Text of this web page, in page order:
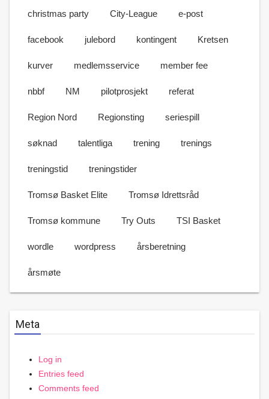
christmas party City-League e-post
facebook julebord kontingent Kretsen
kurver medlemsservice member fee
nbbf NM pilotprosjekt referat
Region Nord Regionsting seriespill
søknad talentliga trening trenings
treningstid treningstider
Tromsø Basket Elite Tromsø Idrettsråd
Tromsø kommune Try Outs TSI Basket
wordle wordpress årsberetning
årsmøte
Meta
Log in
Entries feed
Comments feed